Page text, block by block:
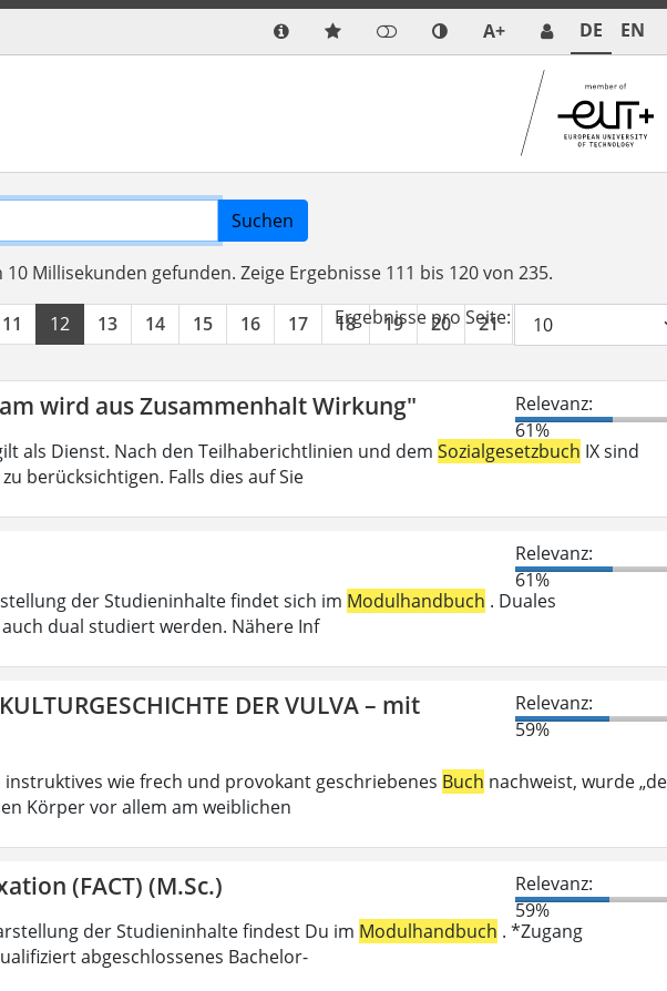
A+ DE EN
Suchen
10 Millisekunden gefunden. Zeige Ergebnisse 111 bis 120 von 235.
11 12 13 14 15 16 17 18 19 20 21 22
Ergebnisse pro Seite:
wird aus Zusammenhalt Wirkung"
Relevanz:
61%
als Dienst. Nach den Teilhaberichtlinien und dem Sozialgesetzbuch IX sind
berücksichtigen. Falls dies auf Sie
Relevanz:
61%
der Studieninhalte findet sich im Modulhandbuch . Duales
dual studiert werden. Nähere Inf
DER VULVA – mit
Relevanz:
59%
wie frech und provokant geschriebenes Buch nachweist, wurde
Körper vor allem am weiblichen
(FACT) (M.Sc.)
Relevanz:
59%
der Studieninhalte findest Du im Modulhandbuch . *Zugang
abgeschlossenes Bachelor-